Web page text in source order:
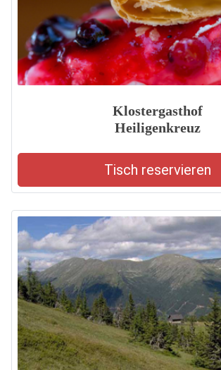
Klostergasthof
Heiligenkreuz
Tisch reservieren